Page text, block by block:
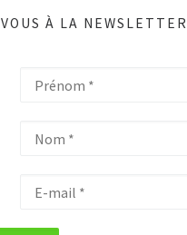
À LA NEWSLETTER